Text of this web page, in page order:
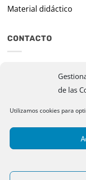
de las
Utilizamos cookies para
Material didáctico
CONTACTO
948 234 436 – 623 195